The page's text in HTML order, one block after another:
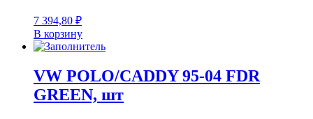
7 394,80 ₽
В корзину
VW POLO/CADDY 95-04 FDR
GREEN, шт